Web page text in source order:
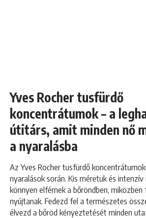
Yves Rocher tusfürdő
koncentrátumok – a
útitárs, amit minden nő
a nyaralásba
Az Yves Rocher tusfürdő
nyaralások során. Kis méretük és
könnyen elférnek a bőröndben,
nyújtanak. Fedezd fel a természetes
élvezd a bőröd kényeztetését minden